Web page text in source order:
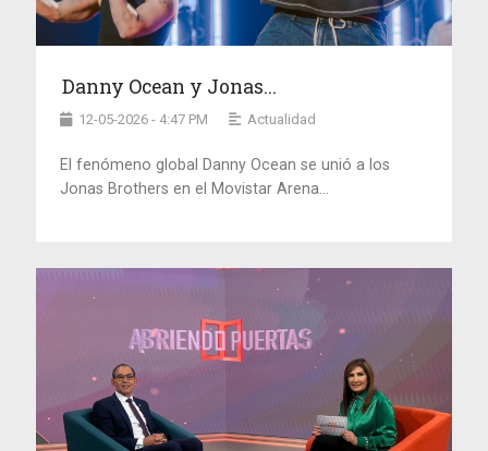
Danny Ocean y Jonas...
12-05-2026 - 4:47 PM Actualidad
El fenómeno global Danny Ocean se unió a los
Jonas Brothers en el Movistar Arena...